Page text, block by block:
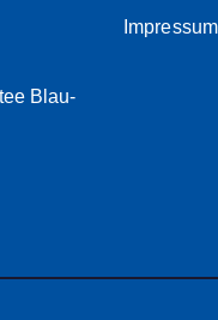
Blau-
Impressum